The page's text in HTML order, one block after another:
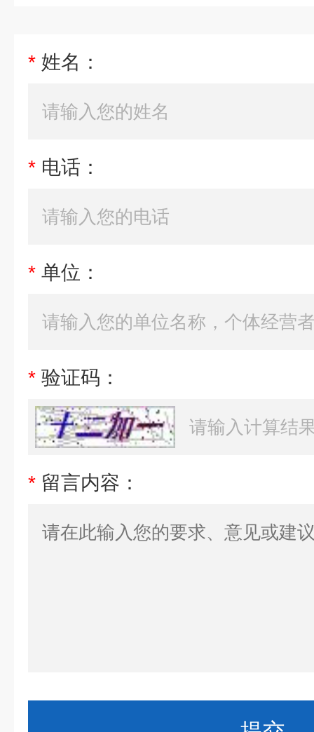
* 姓名：
* 电话：
* 单位：
* 验证码：
* 留言内容：